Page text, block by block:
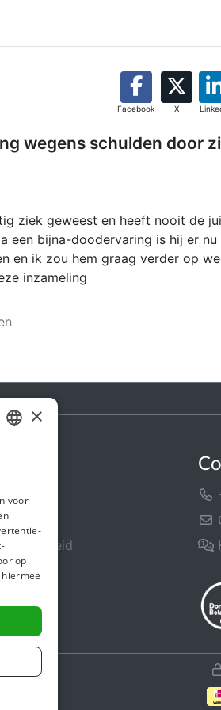
Facebook X
wegens schulden door
ziek geweest en heeft nooit de
een bijna-doodervaring is hij er
en ik zou hem graag verder op
inzameling
ENGLISH
×
voor
op